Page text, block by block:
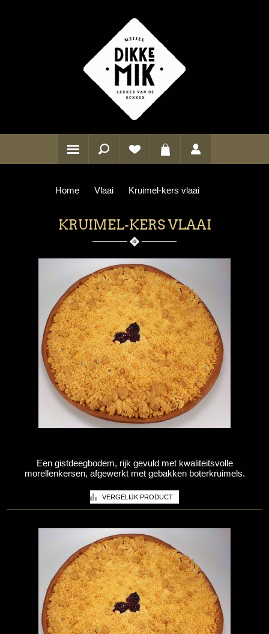
Home Vlaai Kruimel-kers vlaai
KRUIMEL-KERS VLAAI
Een gistdeegbodem, rijk gevuld met kwaliteitsvolle
morellenkersen, afgewerkt met gebakken boterkruimels.